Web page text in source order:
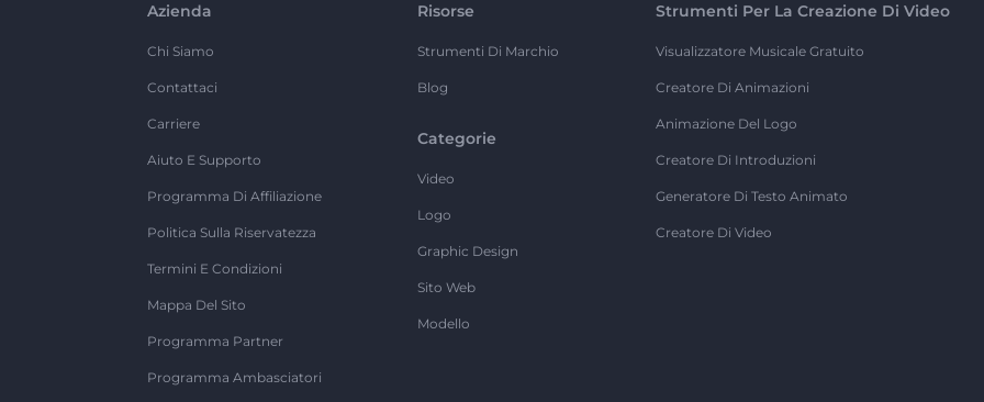
Azienda
Chi Siamo
Contattaci
Carriere
Aiuto E Supporto
Programma Di Affiliazione
Politica Sulla Riservatezza
Termini E Condizioni
Mappa Del Sito
Programma Partner
Programma Ambasciatori
Risorse
Strumenti Di Marchio
Blog
Categorie
Video
Logo
Graphic Design
Sito Web
Modello
Strumenti Per La Creazione Di Video
Visualizzatore Musicale Gratuito
Creatore Di Animazioni
Animazione Del Logo
Creatore Di Introduzioni
Generatore Di Testo Animato
Creatore Di Video